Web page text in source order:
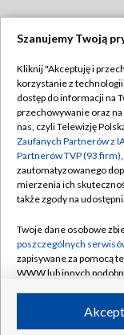
Abonament TVP
Emisja w TVP
Centrum
Naziemna
Rada
System NOS
Informacje o
Program dla
Szanujemy Twoją
Kliknij "Akceptuję i
korzystanie z
dostęp do informacji na
przechowywanie oraz
nas, czyli Telewizję
Zaufanych Partnerów z
Partnerów TVP (93 firm)
zautomatyzowanego
mierzenia ich
także zgody na
Twoje dane osobowe
poszczególnych
zapisywane za pomocą
WWW lub innych
ruchu w Internecie.